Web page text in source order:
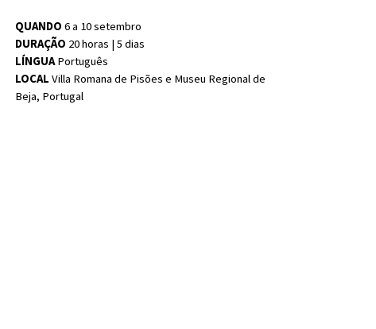
QUANDO 6 a 10 setembro
DURAÇÃO 20 horas | 5 dias
LÍNGUAPortuguês
LOCAL Villa Romana de Pisões e Museu Regional de
Beja, Portugal